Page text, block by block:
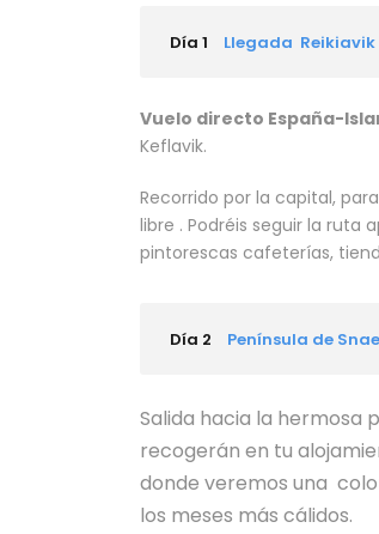
Día 1 Llegada Reikiavik
Vuelo directo España-
Keflavik.
Recorrido por la capital,
libre . Podréis seguir la ruta
pintorescas cafeterías,
Día 2 Península de
Salida hacia la hermosa
recogerán en tu
donde veremos una
los meses más cálidos.